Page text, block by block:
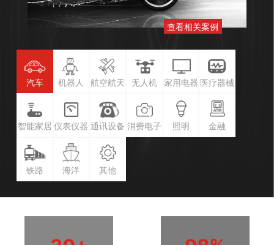
查看相关案例
汽车 机器人 航空航天 无人机 家用电器 医疗器械
智能家居 仪表仪器 通讯设备 消费电子 照明 金融
铁路 海洋 其他